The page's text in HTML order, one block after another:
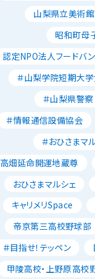
山梨県立美術
昭和町母
認定NPO法人フードバ
＃山梨学院短期大
＃山梨県警察
＃情報通信設備協会
＃おひさまマ
高畑延命開運地蔵尊
おひさまマルシェ
キャリメリSpace
帝京第三高校野球部
＃目指せ！テッペン
甲陵高校・上野原高校